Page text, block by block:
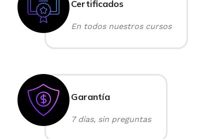
Certificados
En todos nuestros cursos
Garantía
7 días, sin preguntas